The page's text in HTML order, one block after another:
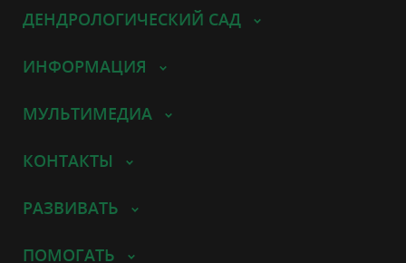
ДЕНДРОЛОГИЧЕСКИЙ САД
ИНФОРМАЦИЯ
МУЛЬТИМЕДИА
КОНТАКТЫ
РАЗВИВАТЬ
ПОМОГАТЬ